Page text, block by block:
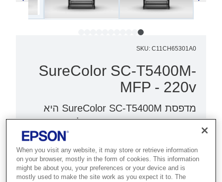
SKU: C11CH65301A0
SureColor SC-T5400M-
MFP - 220v
מדפסת SureColor SC-T5400M היא
מדפסת טכנית בסיסית בגודל 36 אינץ',
בפורמט רחב ובמחיר תחרותי עם סורק
משולב.
סורק משולב באופן מלא
When you visit any website, it may store or retrieve information
on your browser, mostly in the form of cookies. This information
might be about you, your preferences or your device and is
mostly used to make the site work as you expect it to. The